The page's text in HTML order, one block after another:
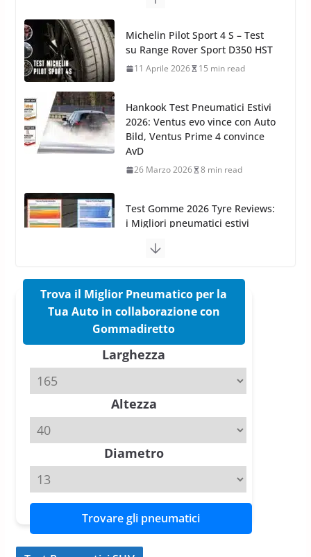
Hankook Test Pneumatici Estivi
2026: Ventus evo vince con Auto
Bild, Ventus Prime 4 convince
26 Marzo 2026 8 min read
Test Gomme 2026 Tyre Reviews:
i Migliori pneumatici estivi
sportivi a confronto
Pirelli Cinturato 2026: due
vittorie nei test europei
confermano il salto tecnico del
16 Marzo 2026 6 min read
Pirelli P Zero Trofeo RS: per
Tyre Reviews è la gomma semi-
slick da battere
4 min read
Trova il Miglior Pneumatico per la
Tua Auto in collaborazione con
Gommadiretto
Larghezza
Altezza
Diametro
Trovare gli pneumatici